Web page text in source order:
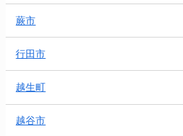
蕨市
行田市
越生町
越谷市